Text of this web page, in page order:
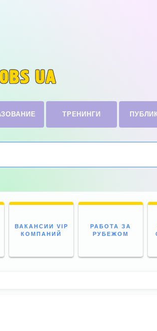
UA
ТРЕНИНГИ
ВАКАНСИИ VIP
КОМПАНИЙ
РАБОТА ЗА
РУБЕЖОМ